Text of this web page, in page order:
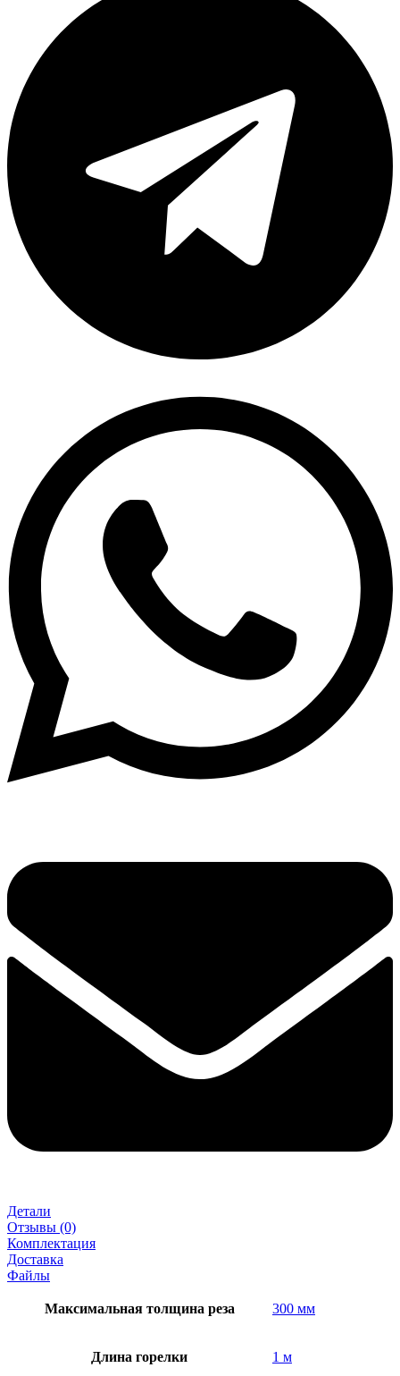
Детали
Отзывы (0)
Комплектация
Доставка
Файлы
Максимальная толщина реза 300 мм
Длина горелки 1 м